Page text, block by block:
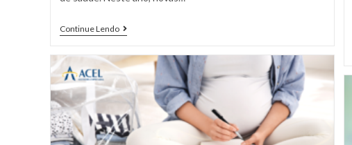
Continue Lendo